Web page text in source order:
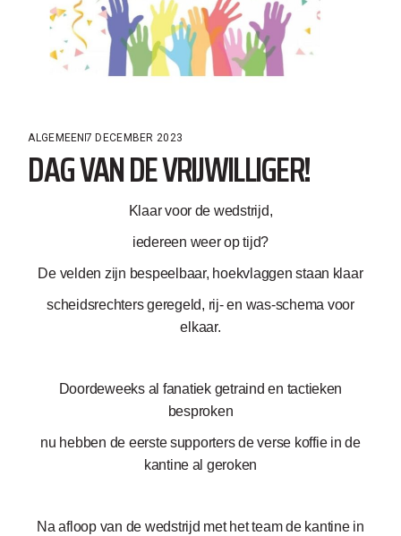
ALGEMEEN 7 DECEMBER 2023
DAG VAN DE VRIJWILLIGER!
Klaar voor de wedstrijd,
iedereen weer op tijd?
De velden zijn bespeelbaar, hoekvlaggen staan klaar
scheidsrechters geregeld, rij- en was-schema voor
elkaar.
Doordeweeks al fanatiek getraind en tactieken
besproken
nu hebben de eerste supporters de verse koffie in de
kantine al geroken
Na afloop van de wedstrijd met het team de kantine in